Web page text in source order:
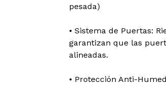
pesada)
• Sistema de Puertas:
garantizan que las
alineadas.
• Protección Anti-